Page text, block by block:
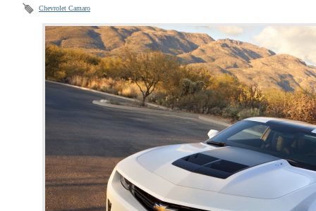
Chevrolet Camaro